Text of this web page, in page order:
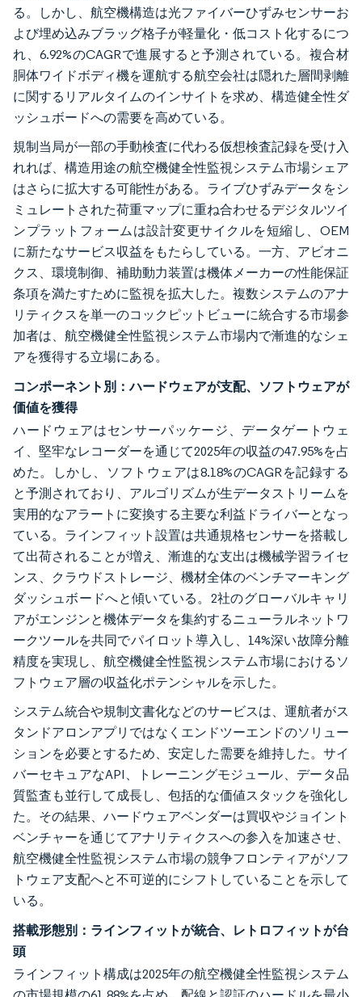
る。しかし、航空機構造は光ファイバーひずみセンサーお
よび埋め込みブラッグ格子が軽量化・低コスト化するにつ
れ、6.92%のCAGRで進展すると予測されている。複合材
胴体ワイドボディ機を運航する航空会社は隠れた層間剥離
に関するリアルタイムのインサイトを求め、構造健全性ダ
ッシュボードへの需要を高めている。
規制当局が一部の手動検査に代わる仮想検査記録を受け入
れれば、構造用途の航空機健全性監視システム市場シェア
はさらに拡大する可能性がある。ライブひずみデータをシ
ミュレートされた荷重マップに重ね合わせるデジタルツイ
ンプラットフォームは設計変更サイクルを短縮し、OEM
に新たなサービス収益をもたらしている。一方、アビオニ
クス、環境制御、補助動力装置は機体メーカーの性能保証
条項を満たすために監視を拡大した。複数システムのアナ
リティクスを単一のコックピットビューに統合する市場参
加者は、航空機健全性監視システム市場内で漸進的なシェ
アを獲得する立場にある。
コンポーネント別：ハードウェアが支配、ソフトウェアが
価値を獲得
ハードウェアはセンサーパッケージ、データゲートウェ
イ、堅牢なレコーダーを通じて2025年の収益の47.95%を占
めた。しかし、ソフトウェアは8.18%のCAGRを記録する
と予測されており、アルゴリズムが生データストリームを
実用的なアラートに変換する主要な利益ドライバーとなっ
ている。ラインフィット設置は共通規格センサーを搭載し
て出荷されることが増え、漸進的な支出は機械学習ライセ
ンス、クラウドストレージ、機材全体のベンチマーキング
ダッシュボードへと傾いている。2社のグローバルキャリ
アがエンジンと機体データを集約するニューラルネットワ
ークツールを共同でパイロット導入し、14%深い故障分離
精度を実現し、航空機健全性監視システム市場におけるソ
フトウェア層の収益化ポテンシャルを示した。
システム統合や規制文書化などのサービスは、運航者がス
タンドアロンアプリではなくエンドツーエンドのソリュー
ションを必要とするため、安定した需要を維持した。サイ
バーセキュアなAPI、トレーニングモジュール、データ品
質監査も並行して成長し、包括的な価値スタックを強化し
た。その結果、ハードウェアベンダーは買収やジョイント
ベンチャーを通じてアナリティクスへの参入を加速させ、
航空機健全性監視システム市場の競争フロンティアがソフ
トウェア支配へと不可逆的にシフトしていることを示して
いる。
搭載形態別：ラインフィットが統合、レトロフィットが台
頭
ラインフィット構成は2025年の航空機健全性監視システム